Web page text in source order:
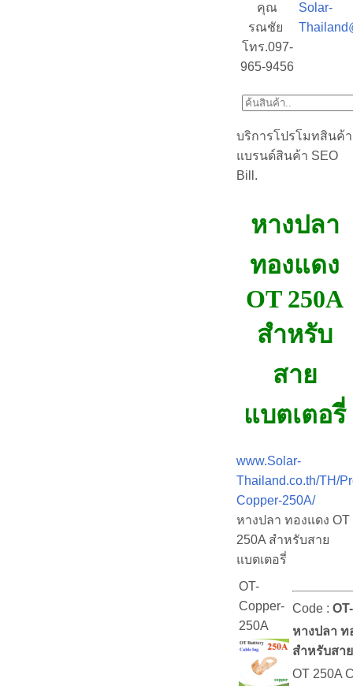
คุณ
รณชัย
โทร.097-
965-9456
Solar-
บริการโปรโมทสินค้า
แบรนด์สินค้า SEO
Bill.
หางปลา
ทองแดง
OT 250A
สำหรับ
สาย
แบตเตอรี่
www.Solar-
Thailand.co.th/TH/
Copper-250A/
หางปลา ทองแดง OT
250A สำหรับสาย
แบตเตอรี่
OT-
Copper-
250A
Code :
หางปลา ท
สำหรับสา
OT 250A